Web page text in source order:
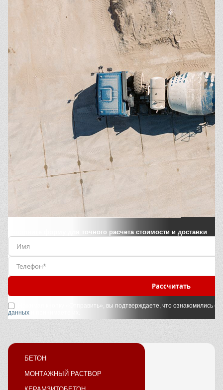
Заполните форму для точного расчета стоимости и доставки
Рассчитать
Нажимая кнопку «Отправить», вы подтверждаете, что ознакомились с
данных
БЕТОН
МОНТАЖНЫЙ РАСТВОР